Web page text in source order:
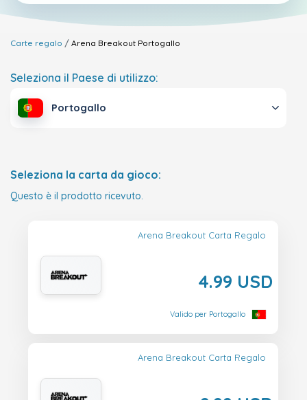
Carte regalo Arena Breakout Portogallo
Seleziona il Paese di utilizzo:
Portogallo
Seleziona la carta da gioco:
Questo è il prodotto ricevuto.
Arena Breakout Carta Regalo
4.99 USD
Valido per Portogallo
Arena Breakout Carta Regalo